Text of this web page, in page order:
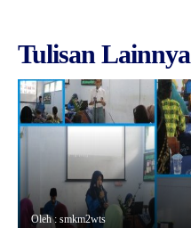
Tulisan Lainnya
Oleh : smkm2wts